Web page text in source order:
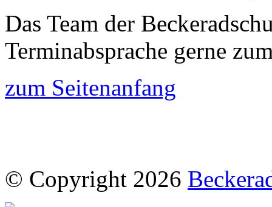
Das Team der
Terminabsprache gerne
zum Seitenanfang
© Copyright 2026